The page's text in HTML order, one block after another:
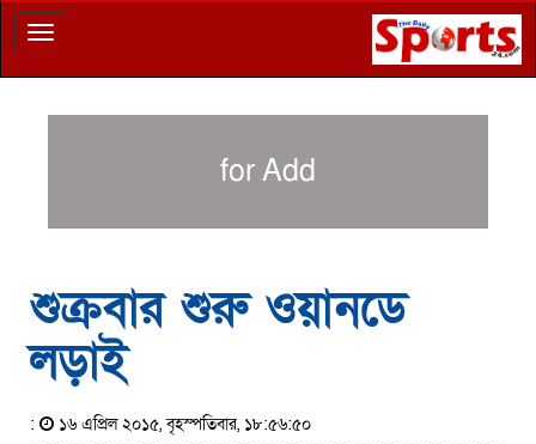
Toggle
navigation
for Add
শুক্রবার শুরু ওয়ানডে
লড়াই
: ১৬ এপ্রিল ২০১৫, বৃহস্পতিবার, ১৮:৫৬:৫০